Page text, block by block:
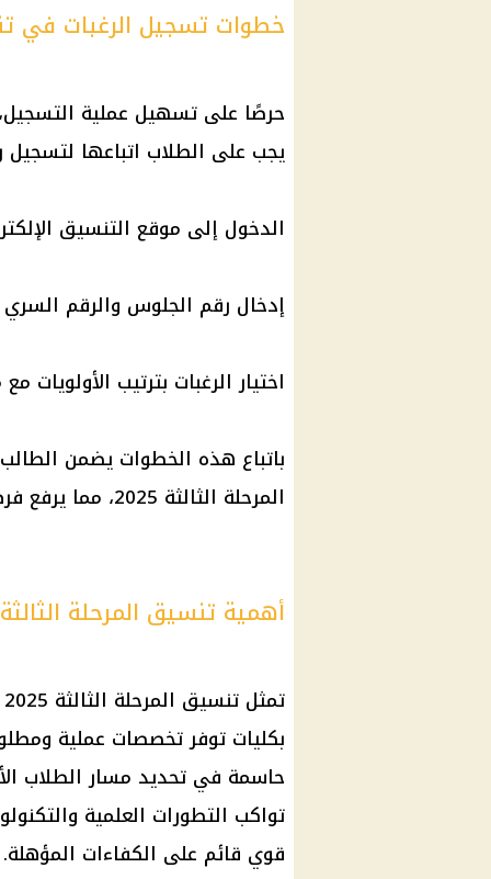
خطوات تسجيل الرغبات في
حرصًا على تسهيل عملية
يجب على الطلاب اتباعها
الدخول إلى موقع التنسيق
إدخال رقم الجلوس والرقم
اختيار الرغبات بترتيب الأولويات
باتباع هذه الخطوات يضمن
المرحلة الثالثة
أهمية تنسيق المرحلة الثالثة 2025 في توجيه مستقبل
تمثل تنسيق المرحلة الثالثة
بكليات توفر تخصصات عملية
حاسمة في تحديد مسار الطلاب
تواكب التطورات العلمية
قوي قائم على الكفاءات المؤهلة.